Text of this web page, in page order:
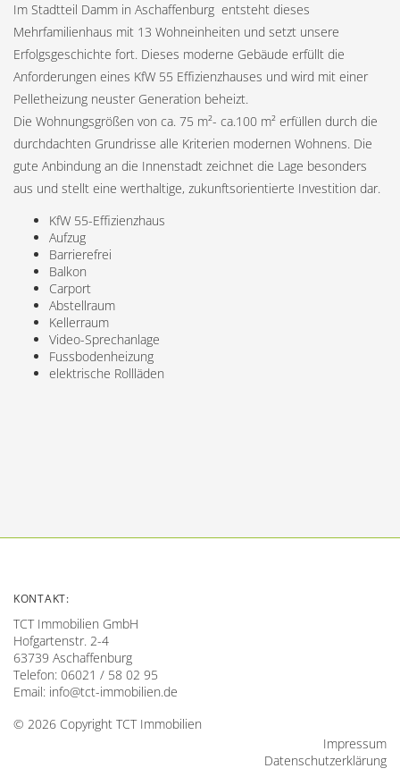
Im Stadtteil Damm in Aschaffenburg entsteht dieses
Mehrfamilienhaus mit 13 Wohneinheiten und setzt unsere
Erfolgsgeschichte fort. Dieses moderne Gebäude erfüllt die
Anforderungen eines KfW 55 Effizienzhauses und wird mit einer
Pelletheizung neuster Generation beheizt.
Die Wohnungsgrößen von ca. 75 m²- ca.100 m² erfüllen durch die
durchdachten Grundrisse alle Kriterien modernen Wohnens. Die
gute Anbindung an die Innenstadt zeichnet die Lage besonders
aus und stellt eine werthaltige, zukunftsorientierte Investition dar.
KfW 55-Effizienzhaus
Aufzug
Barrierefrei
Balkon
Carport
Abstellraum
Kellerraum
Video-Sprechanlage
Fussbodenheizung
elektrische Rollläden
KONTAKT:
TCT Immobilien GmbH
Hofgartenstr. 2-4
63739 Aschaffenburg
Telefon: 06021 / 58 02 95
Email: info@tct-immobilien.de
© 2026 Copyright TCT Immobilien
Impressum
Datenschutzerklärung